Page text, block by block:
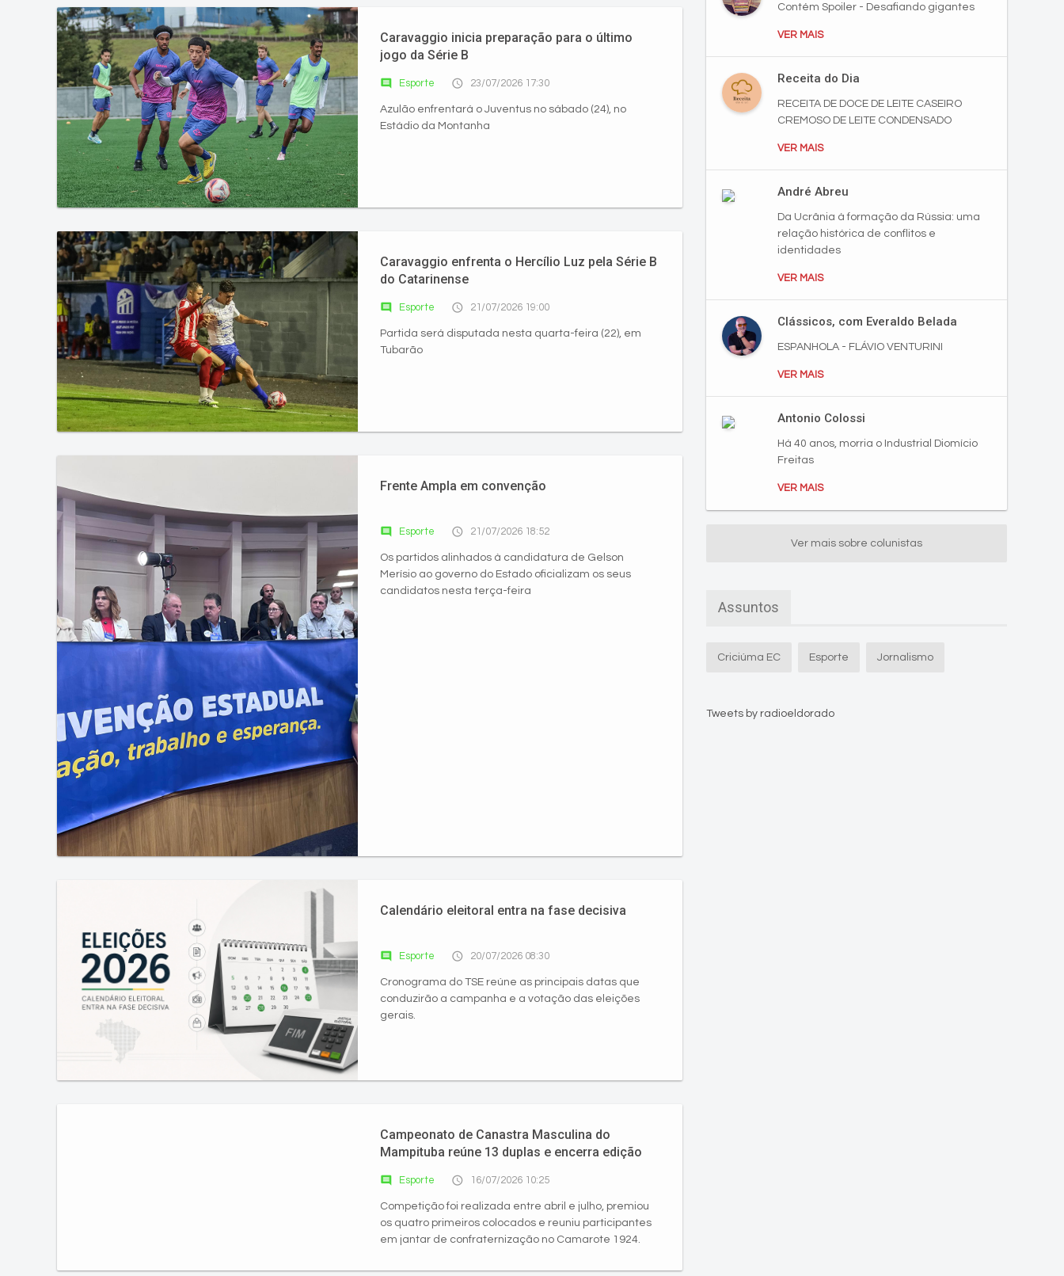
Caravaggio inicia preparação para o último
jogo da Série B
comment Esporte access_time 23/07/2026 17:30
Azulão enfrentará o Juventus no sábado (24), no
Estádio da Montanha
Caravaggio enfrenta o Hercílio Luz pela Série B
do Catarinense
comment Esporte access_time 21/07/2026 19:00
Partida será disputada nesta quarta-feira (22), em
Tubarão
Frente Ampla em convenção
comment Esporte access_time 21/07/2026 18:52
Os partidos alinhados à candidatura de Gelson
Merísio ao governo do Estado oficializam os seus
candidatos nesta terça-feira
Calendário eleitoral entra na fase decisiva
comment Esporte access_time 20/07/2026 08:30
Cronograma do TSE reúne as principais datas que
conduzirão a campanha e a votação das eleições
gerais.
Campeonato de Canastra Masculina do
Mampituba reúne 13 duplas e encerra edição
comment Esporte access_time 16/07/2026 10:25
Competição foi realizada entre abril e julho, premiou
os quatro primeiros colocados e reuniu participantes
em jantar de confraternização no Camarote 1924.
Contém Spoiler - Desafiando gigantes
VER MAIS
Receita do Dia
RECEITA DE DOCE DE LEITE CASEIRO
CREMOSO DE LEITE CONDENSADO
VER MAIS
André Abreu
Da Ucrânia à formação da Rússia: uma
relação histórica de conflitos e
identidades
VER MAIS
Clássicos, com Everaldo Belada
ESPANHOLA - FLÁVIO VENTURINI
VER MAIS
Antonio Colossi
Há 40 anos, morria o Industrial Diomício
Freitas
VER MAIS
Ver mais sobre colunistas
Assuntos
Criciúma EC Esporte Jornalismo
Tweets by radioeldorado